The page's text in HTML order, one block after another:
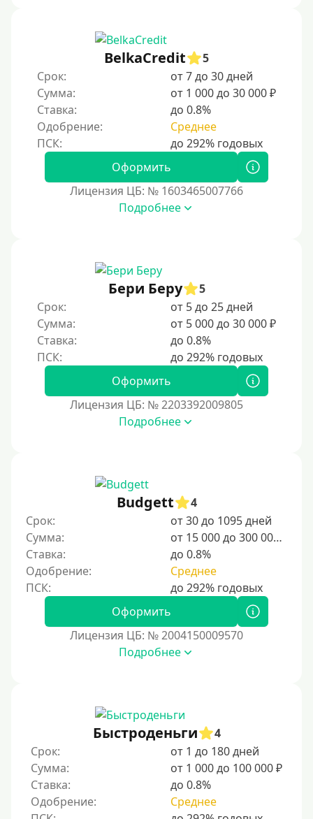
За 3 минуты
За 5 минут
За 10 минут
За 15 минут
За час
В день обращения
Возраст
С 17 лет
С 18 лет
Категории заемщиков
Несовершеннолетним
Студентам
Женский займ
С временной регистрацией
Банкротам
Без подтверждения личности
Пенсионерам
Пенсионерам до 70 лет
BelkaCredit
5
Срок:
от 7 до 30 дней
Сумма:
от 1 000 до 30 000 ₽
Ставка:
до 0.8%
Одобрение:
Среднее
Оформить
Лицензия ЦБ: № 1603465007766
Подробнее
Бери Беру
5
Срок:
от 5 до 25 дней
Сумма:
от 5 000 до 30 000 ₽
Ставка:
до 0.8%
Оформить
Лицензия ЦБ: № 2203392009805
Подробнее
Budgett
4
Срок:
от 30 до 1095 дней
Сумма:
от 15 000 до 300 000 ₽
Ставка:
до 0.8%
Одобрение:
Среднее
Оформить
Лицензия ЦБ: № 2004150009570
Подробнее
Быстроденьги
4
Срок:
от 1 до 180 дней
Сумма:
от 1 000 до 100 000 ₽
Ставка:
до 0.8%
Одобрение:
Среднее